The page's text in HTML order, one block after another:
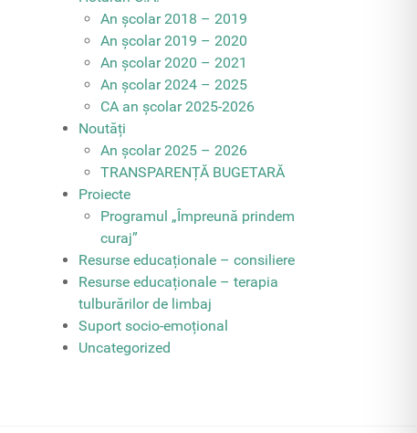
An școlar 2018 – 2019
An școlar 2019 – 2020
An școlar 2020 – 2021
An școlar 2024 – 2025
CA an școlar 2025-2026
Noutăți
An școlar 2025 – 2026
TRANSPARENȚĂ BUGETARĂ
Proiecte
Programul „Împreună prindem
curaj”
Resurse educaționale – consiliere
Resurse educaționale – terapia
tulburărilor de limbaj
Suport socio-emoțional
Uncategorized